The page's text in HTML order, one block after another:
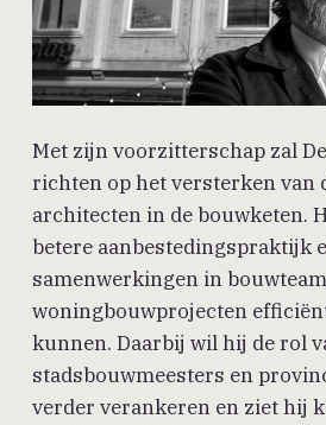
Met zijn voorzitterschap zal
richten op het versterken van
architecten in de bouwketen.
betere aanbestedingspraktijk
samenwerkingen in
woningbouwprojecten
kunnen. Daarbij wil hij de rol
stadsbouwmeesters en
verder verankeren en ziet hij